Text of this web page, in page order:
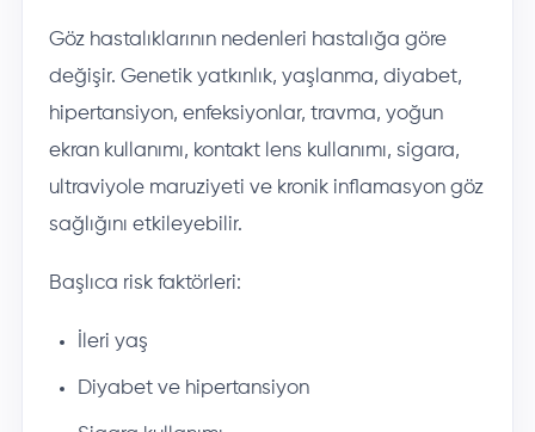
Göz hastalıklarının nedenleri hastalığa göre
değişir. Genetik yatkınlık, yaşlanma, diyabet,
hipertansiyon, enfeksiyonlar, travma, yoğun
ekran kullanımı, kontakt lens kullanımı, sigara,
ultraviyole maruziyeti ve kronik inflamasyon göz
sağlığını etkileyebilir.
Başlıca risk faktörleri:
İleri yaş
Diyabet ve hipertansiyon